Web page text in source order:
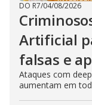
DO R7/04/08/2026
Artificial
falsas e
Ataques com
aumentam em